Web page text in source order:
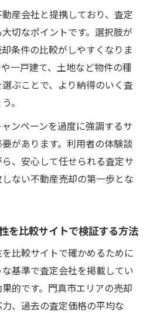
産会社と提携しており、査定
切なポイントです。選択肢が
条件の比較がしやすくなりま
一戸建て、土地など物件の種
ぶことで、より納得のいく査
。
ンペーンを過度に強調するサ
があります。利用者の体験談
、安心して任せられる査定サ
ない不動産売却の第一歩とな
を比較サイトで検証する方法
比較サイトで確かめるために
基準で査定会社を掲載してい
的です。門真市エリアの売却
、過去の査定価格の平均な